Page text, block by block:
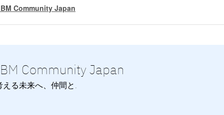
Community Japan
Community Japan
える未来へ、仲間と.